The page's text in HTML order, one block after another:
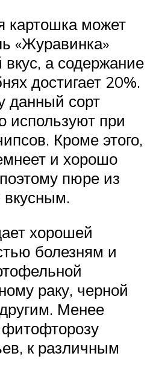
картошка может
«Журавинка»
а содержание
достигает 20%.
данный сорт
используют при
Кроме этого,
и хорошо
пюре из
вкусным.
хорошей
болезням и
раку, черной
Менее
фитофторозу
к различным